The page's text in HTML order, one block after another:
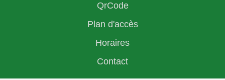
QrCode
Plan d'accès
Horaires
Contact